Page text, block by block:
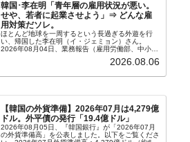
韓国･李在明「青年層の雇用状況が悪い。
せや、若者に起業させよう」⇒ どんな雇
用対策だソレ。
ほとんど地球を一周するという長過ぎる外遊を行
い、帰国した李在明（イ・ジェミョン）さん。
2026年08月04日、業務報告（雇用労働部、中小ベ
ンチャー企業部、公正取引委員会）を主催。この席
上、韓国大統領に成りおおせた李在明（イ・ジェミ
2026.08.06
【韓国の外貨準備】2026年07月は4,279億
ドル。外平債の発行「19.4億ドル」
2026年08月05日、『韓国銀行』が「2026年07月
の外貨準備高」を公表しました。以下をご覧くださ